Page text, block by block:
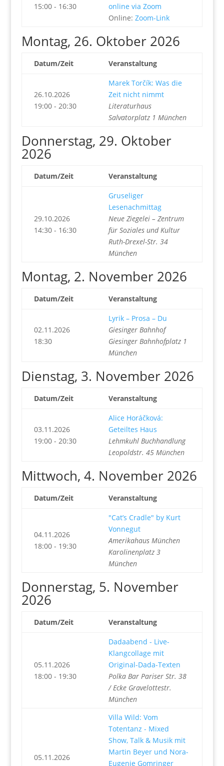
15:00 - 16:30
online via Zoom
Online: Zoom-Link
Montag, 26. Oktober 2026
Datum/Zeit Veranstaltung
26.10.2026
19:00 - 20:30
Marek Torčík: Was die
Zeit nicht nimmt
Literaturhaus
Salvatorplatz 1 München
Donnerstag, 29. Oktober
2026
Datum/Zeit Veranstaltung
29.10.2026
14:30 - 16:30
Gruseliger
Lesenachmittag
Neue Ziegelei – Zentrum
für Soziales und Kultur
Ruth-Drexel-Str. 34
München
Montag, 2. November 2026
Datum/Zeit Veranstaltung
02.11.2026
18:30
Lyrik – Prosa – Du
Giesinger Bahnhof
Giesinger Bahnhofplatz 1
München
Dienstag, 3. November 2026
Datum/Zeit Veranstaltung
03.11.2026
19:00 - 20:30
Alice Horáčková:
Geteiltes Haus
Lehmkuhl Buchhandlung
Leopoldstr. 45 München
Mittwoch, 4. November 2026
Datum/Zeit Veranstaltung
04.11.2026
18:00 - 19:30
"Cat’s Cradle" by Kurt
Vonnegut
Amerikahaus München
Karolinenplatz 3
München
Donnerstag, 5. November
2026
Datum/Zeit Veranstaltung
05.11.2026
18:00 - 19:30
Dadaabend - Live-
Klangcollage mit
Original-Dada-Texten
Polka Bar Pariser Str. 38
/ Ecke Gravelottestr.
München
05.11.2026
Villa Wild: Vom
Totentanz - Mixed
Show, Talk & Musik mit
Martin Beyer und Nora-
Eugenie Gomringer